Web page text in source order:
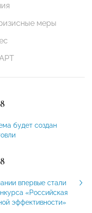
меры
будет создан
впервые стали
«Российская
эффективности»